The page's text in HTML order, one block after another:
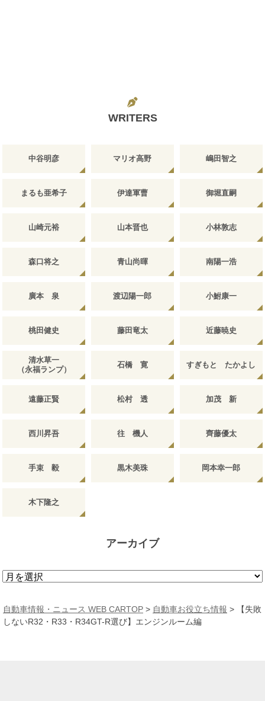
WRITERS
中谷明彦 マリオ高野 嶋田智之
まるも亜希子 伊達軍曹 御堀直嗣
山崎元裕 山本晋也 小林敦志
森口将之 青山尚暉 南陽一浩
廣本 泉 渡辺陽一郎 小鮒康一
桃田健史 藤田竜太 近藤暁史
清水草一
（永福ランプ）
石橋 寛 すぎもと たかよし
遠藤正賢 松村 透 加茂 新
西川昇吾 往 機人 齊藤優太
手束 毅 黒木美珠 岡本幸一郎
木下隆之
アーカイブ
ア
カ
イ
自動車情報・ニュース WEB CARTOP > 自動車お役立ち情報 >
【失敗
しないR32・R33・R34GT-R選び】エンジンルーム編